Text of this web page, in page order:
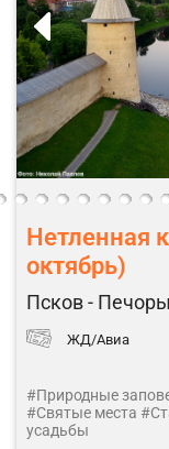
Нетленная
октябрь)
Псков -
ЖД/Авиа
#Природные
#Святые места
усадьбы